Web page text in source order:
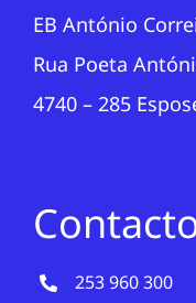
EB António
Rua Poeta
4740 – 285
253 960 300